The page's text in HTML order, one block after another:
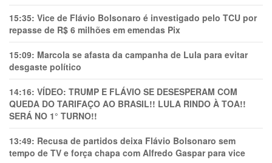
15:35: Vice de Flávio Bolsonaro é investigado pelo TCU por
repasse de R$ 6 milhões em emendas Pix
15:09: Marcola se afasta da campanha de Lula para evitar
desgaste político
14:16: VÍDEO: TRUMP E FLÁVIO SE DESESPERAM COM
QUEDA DO TARIFAÇO AO BRASIL!! LULA RINDO À TOA!!
SERÁ NO 1° TURNO!!
13:49: Recusa de partidos deixa Flávio Bolsonaro sem
tempo de TV e força chapa com Alfredo Gaspar para vice